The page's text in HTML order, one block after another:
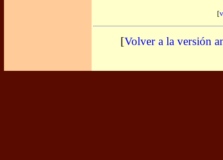
[
[Volver a la versión